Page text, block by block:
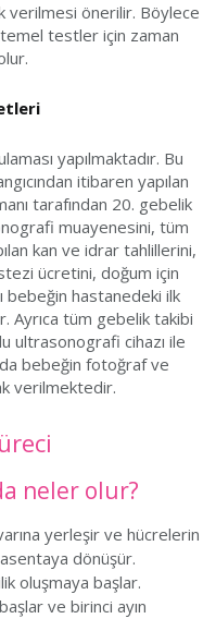
verilmesi önerilir. Böylece
testler için zaman
yapılmaktadır. Bu
itibaren yapılan
tarafından 20. gebelik
muayenesini, tüm
kan ve idrar tahlillerini,
ücretini, doğum için
bebeğin hastanedeki ilk
Ayrıca tüm gebelik takibi
ultrasonografi cihazı ile
bebeğin fotoğraf ve
verilmektedir.
neler olur?
yerleşir ve hücrelerin
dönüşür.
oluşmaya başlar.
ve birinci ayın